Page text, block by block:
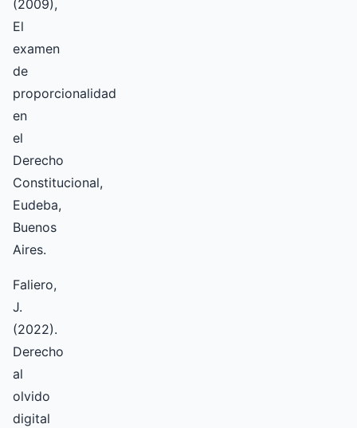
(2009),
El
examen
de
proporcionalidad
en
el
Derecho
Constitucional,
Eudeba,
Buenos
Aires.
Faliero,
J.
(2022).
Derecho
al
olvido
digital